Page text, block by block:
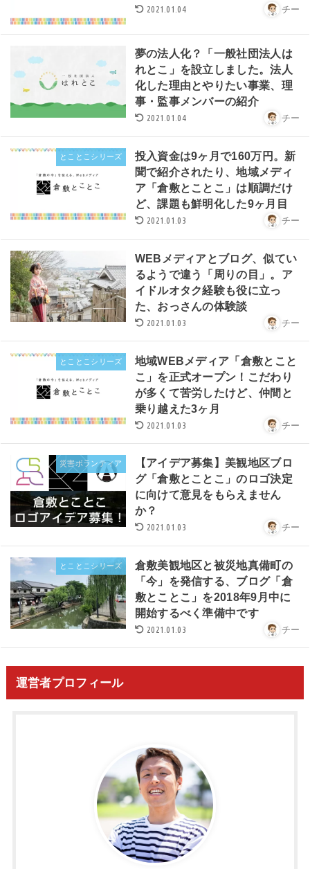
2021.01.04 チー
夢の法人化？「一般社団法人は
れとこ」を設立しました。法人
化した理由とやりたい事業、理
事・監事メンバーの紹介
2021.01.04 チー
とことこシリーズ
投入資金は9ヶ月で160万円。新
聞で紹介されたり、地域メディ
ア「倉敷とことこ」は順調だけ
ど、課題も鮮明化した9ヶ月目
2021.01.03 チー
WEBメディアとブログ、似てい
るようで違う「周りの目」。ア
イドルオタク経験も役に立っ
た、おっさんの体験談
2021.01.03 チー
とことこシリーズ
地域WEBメディア「倉敷とこと
こ」を正式オープン！こだわり
が多くて苦労したけど、仲間と
乗り越えた3ヶ月
2021.01.03 チー
災害ボランティア
【アイデア募集】美観地区ブロ
グ「倉敷とことこ」のロゴ決定
に向けて意見をもらえません
か？
2021.01.03 チー
とことこシリーズ
倉敷美観地区と被災地真備町の
「今」を発信する、ブログ「倉
敷とことこ」を2018年9月中に
開始するべく準備中です
2021.01.03 チー
運営者プロフィール